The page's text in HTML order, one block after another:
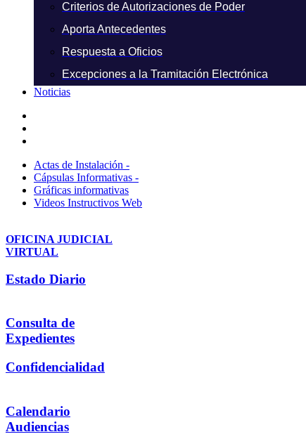
Criterios de Autorizaciones de Poder
Aporta Antecedentes
Respuesta a Oficios
Excepciones a la Tramitación Electrónica
Noticias
Actas de Instalación -
Cápsulas Informativas -
Gráficas informativas
Videos Instructivos Web
OFICINA JUDICIAL
VIRTUAL
Estado Diario
Consulta de
Expedientes
Confidencialidad
Calendario
Audiencias